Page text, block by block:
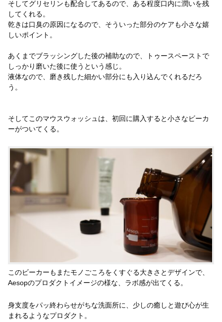
そしてグリセリンも配合してあるので、ある程度口内に潤いを残
してくれる。
乾きは口臭の原因になるので、そういった部分のケアも小さな嬉
しいポイント。
あくまでブラッシングした後の補助なので、トゥースペーストで
しっかり磨いた後に使うという感じ。
液体なので、磨き残した細かい部分にも入り込んでくれるだろ
う。
そしてこのマウスウォッシュは、初回に購入すると小さなビーカ
ーがついてくる。
このビーカーもまたモノごころをくすぐる大きさとデザインで、
Aesopのプロダクトイメージの様な、ラボ感が出てくる。
身支度をパッ終わらせがちな洗面所に、少しの癒しと遊び心が生
まれるようなプロダクト。